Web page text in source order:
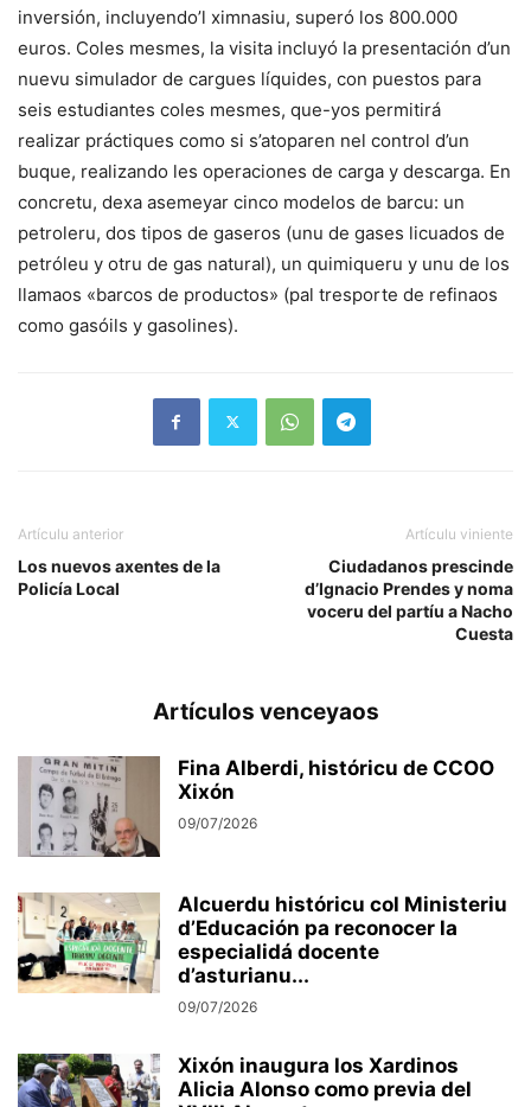
inversión, incluyendo’l ximnasiu, superó los 800.000
euros. Coles mesmes, la visita incluyó la presentación d’un
nuevu simulador de cargues líquides, con puestos para
seis estudiantes coles mesmes, que-yos permitirá
realizar práctiques como si s’atoparen nel control d’un
buque, realizando les operaciones de carga y descarga. En
concretu, dexa asemeyar cinco modelos de barcu: un
petroleru, dos tipos de gaseros (unu de gases licuados de
petróleu y otru de gas natural), un quimiqueru y unu de los
llamaos «barcos de productos» (pal tresporte de refinaos
como gasóils y gasolines).
Artículu anterior
Los nuevos axentes de la
Policía Local
Artículu viniente
Ciudadanos prescinde
d’Ignacio Prendes y noma
voceru del partíu a Nacho
Cuesta
Artículos venceyaos
Fina Alberdi, históricu de CCOO
Xixón
09/07/2026
Alcuerdu históricu col Ministeriu
d’Educación pa reconocer la
especialidá docente
d’asturianu...
09/07/2026
Xixón inaugura los Xardinos
Alicia Alonso como previa del